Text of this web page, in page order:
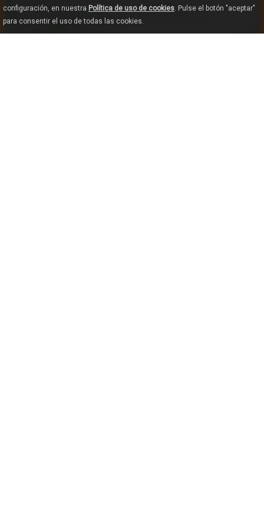
configuración, en nuestra Política de uso de cookies. Pulse el botón "aceptar"
para consentir el uso de todas las cookies.